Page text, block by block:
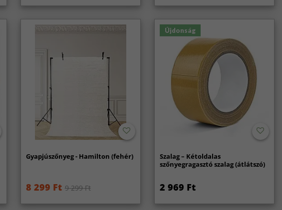
Gyapjúszőnyeg - Hamilton (fehér)
8 299 Ft 9 299 Ft
Újdonság
Szalag – Kétoldalas
szőnyegragasztó szalag (átlátszó)
2 969 Ft